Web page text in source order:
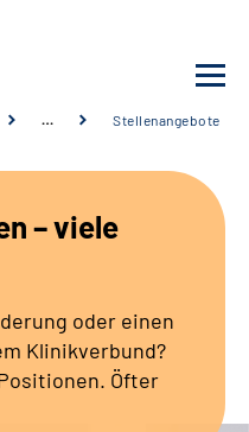
… Stellenangebote
– viele
oder einen
Klinikverbund?
Öfter